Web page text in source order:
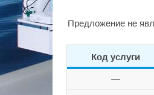
Предложение не
Код услуги
—